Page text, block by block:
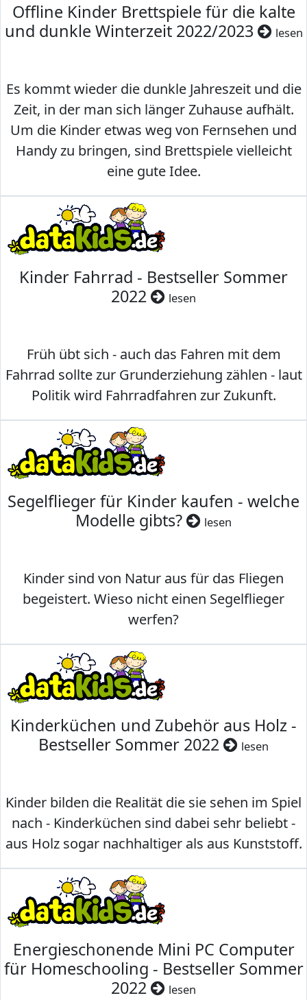
Offline Kinder Brettspiele für die kalte
und dunkle Winterzeit 2022/2023
lesen
Es kommt wieder die dunkle Jahreszeit und die
Zeit, in der man sich länger Zuhause aufhält.
Um die Kinder etwas weg von Fernsehen und
Handy zu bringen, sind Brettspiele vielleicht
eine gute Idee.
Kinder Fahrrad - Bestseller Sommer
2022
lesen
Früh übt sich - auch das Fahren mit dem
Fahrrad sollte zur Grunderziehung zählen - laut
Politik wird Fahrradfahren zur Zukunft.
Segelflieger für Kinder kaufen - welche
Modelle gibts?
lesen
Kinder sind von Natur aus für das Fliegen
begeistert. Wieso nicht einen Segelflieger
werfen?
Kinderküchen und Zubehör aus Holz -
Bestseller Sommer 2022
lesen
Kinder bilden die Realität die sie sehen im Spiel
nach - Kinderküchen sind dabei sehr beliebt -
aus Holz sogar nachhaltiger als aus Kunststoff.
Energieschonende Mini PC Computer
für Homeschooling - Bestseller Sommer
2022
lesen